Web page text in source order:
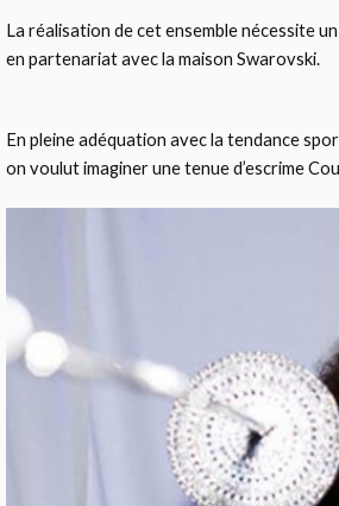
La réalisation de cet ensemble nécessite
en partenariat avec la maison Swarovski.
En pleine adéquation avec la tendance
on voulut imaginer une tenue d’escrime